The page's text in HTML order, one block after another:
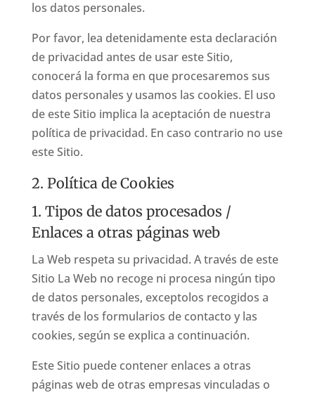
los datos personales.
Por favor, lea detenidamente esta declaración
de privacidad antes de usar este Sitio,
conocerá la forma en que procesaremos sus
datos personales y usamos las cookies. El uso
de este Sitio implica la aceptación de nuestra
política de privacidad. En caso contrario no use
este Sitio.
2. Política de Cookies
1. Tipos de datos procesados /
Enlaces a otras páginas web
La Web respeta su privacidad. A través de este
Sitio La Web no recoge ni procesa ningún tipo
de datos personales, exceptolos recogidos a
través de los formularios de contacto y las
cookies, según se explica a continuación.
Este Sitio puede contener enlaces a otras
páginas web de otras empresas vinculadas o